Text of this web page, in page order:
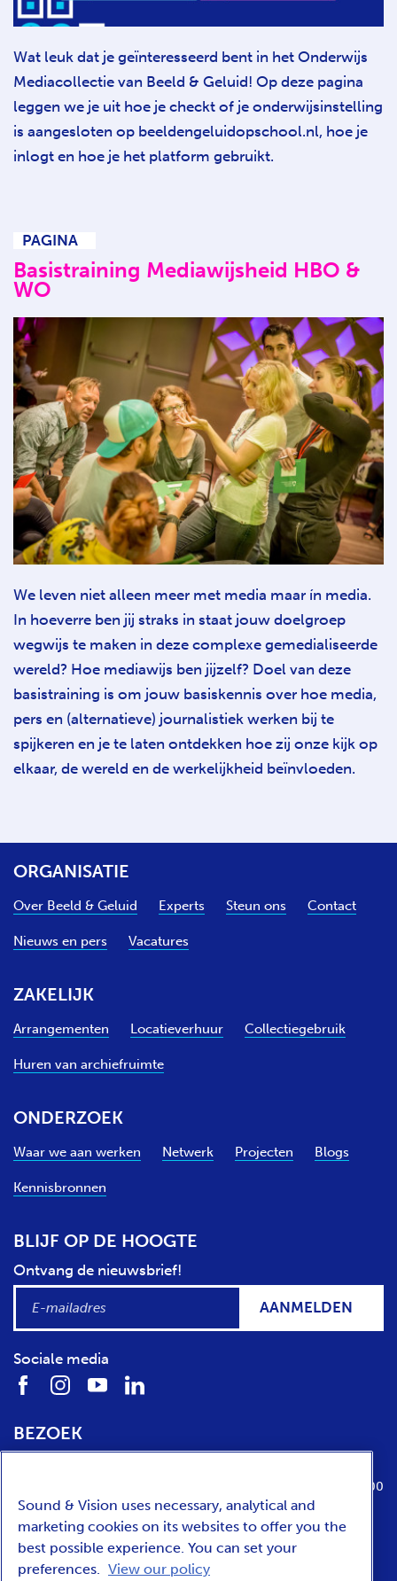
Wat leuk dat je geïnteresseerd bent in het Onderwijs
Mediacollectie van Beeld & Geluid! Op deze pagina
leggen we je uit hoe je checkt of je onderwijsinstelling
is aangesloten op beeldengeluidopschool.nl, hoe je
inlogt en hoe je het platform gebruikt.
PAGINA
Basistraining Mediawijsheid HBO &
WO
We leven niet alleen meer met media maar ín media.
In hoeverre ben jij straks in staat jouw doelgroep
wegwijs te maken in deze complexe gemedialiseerde
wereld? Hoe mediawijs ben jijzelf? Doel van deze
basistraining is om jouw basiskennis over hoe media,
pers en (alternatieve) journalistiek werken bij te
spijkeren en je te laten ontdekken hoe zij onze kijk op
elkaar, de wereld en de werkelijkheid beïnvloeden.
ORGANISATIE
Over Beeld & Geluid Experts Steun ons Contact
Nieuws en pers Vacatures
ZAKELIJK
Arrangementen Locatieverhuur Collectiegebruik
Huren van archiefruimte
ONDERZOEK
Waar we aan werken Netwerk Projecten Blogs
Kennisbronnen
BLIJF OP DE HOOGTE
Ontvang de nieuwsbrief!
AANMELDEN
Sociale media
BEZOEK
1217 WE Hilversum
dinsdag t/m zondag van 10:00 tot 17:00
Sound & Vision uses necessary, analytical and
marketing cookies on its websites to offer you the
best possible experience. You can set your
preferences. View our policy